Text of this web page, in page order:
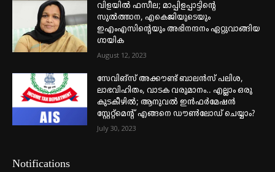
വിളയിൽ ഫസീല; മാപ്പിളപ്പാട്ടിന്റെ
സുൽത്താന, എകെജിയുടെയും
ഇഎംഎസിന്റെയും അഭിനന്ദനം ഏറ്റുവാങ്ങിയ
ഗായിക
August 12, 2023
സേവിങ്സ് അക്കൗണ്ട് ബാലൻസ് പലിശ,
ലാഭവിഹിതം, വാടക വരുമാനം.. എല്ലാം ഒരു
കുടകീഴിൽ; ആനുവൽ ഇൻഫർമേഷൻ
സ്റ്റേറ്റ്മെന്റ് എങ്ങനെ ഡൗൺലോഡ് ചെയ്യാം?
July 30, 2023
Notifications